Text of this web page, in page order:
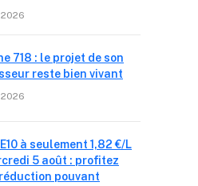
718 : le projet de son
reste bien vivant
à seulement 1,82 €/L
5 août : profitez
réduction pouvant